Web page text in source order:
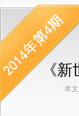
《
本